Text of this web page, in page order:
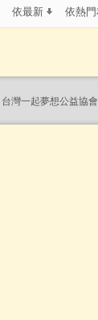
依最新 依熱
台灣一起夢想公益協會